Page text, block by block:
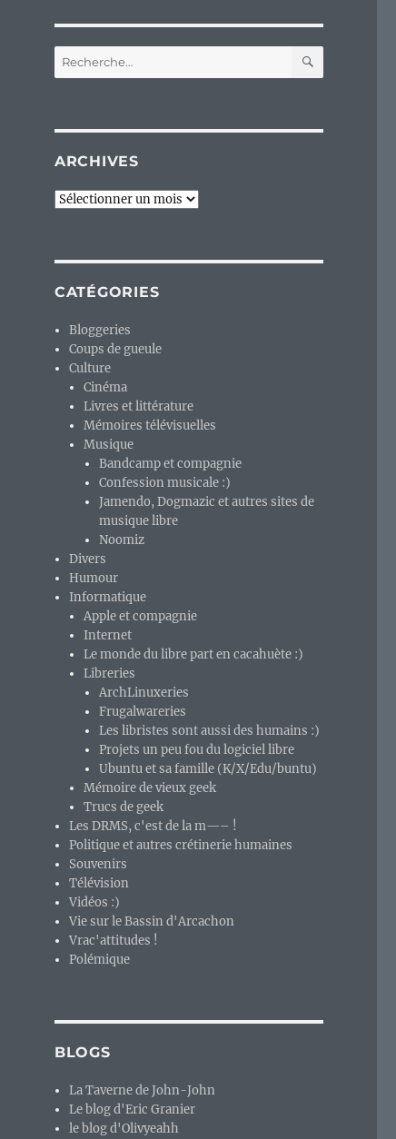
Recherche
pour :
ARCHIVES
Archives
CATÉGORIES
Bloggeries
Coups de gueule
Culture
Cinéma
Livres et littérature
Mémoires télévisuelles
Musique
Bandcamp et compagnie
Confession musicale :)
Jamendo, Dogmazic et autres sites de
musique libre
Noomiz
Divers
Humour
Informatique
Apple et compagnie
Internet
Le monde du libre part en cacahuète :)
Libreries
ArchLinuxeries
Frugalwareries
Les libristes sont aussi des humains :)
Projets un peu fou du logiciel libre
Ubuntu et sa famille (K/X/Edu/buntu)
Mémoire de vieux geek
Trucs de geek
Les DRMS, c'est de la m—– !
Politique et autres crétinerie humaines
Souvenirs
Télévision
Vidéos :)
Vie sur le Bassin d'Arcachon
Vrac'attitudes !
Polémique
BLOGS
La Taverne de John-John
Le blog d'Eric Granier
le blog d'Olivyeahh